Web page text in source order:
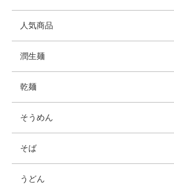
人気商品
潤生麺
乾麺
そうめん
そば
うどん